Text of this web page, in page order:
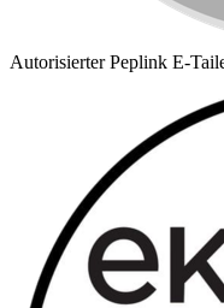
Autorisierter Peplink E-